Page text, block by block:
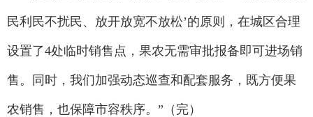
民利民不扰民、放开放宽不放松’的原则，在城区合理
设置了4处临时销售点，果农无需审批报备即可进场销
售。同时，我们加强动态巡查和配套服务，既方便果
农销售，也保障市容秩序。”（完）